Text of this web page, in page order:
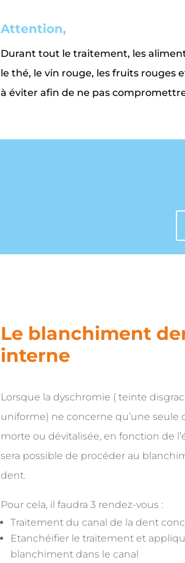
Attention,
Durant tout le traitement, les
le thé, le vin rouge, les fruits rouges
à éviter afin de ne pas
Le blanchiment
interne
Lorsque la dyschromie ( teinte
uniforme) ne concerne qu’une seule
morte ou dévitalisée, en fonction de
sera possible de procéder au
dent.
Pour cela, il faudra 3 rendez-vous :
Traitement du canal de la dent
Etanchéifier le traitement et
blanchiment dans le canal